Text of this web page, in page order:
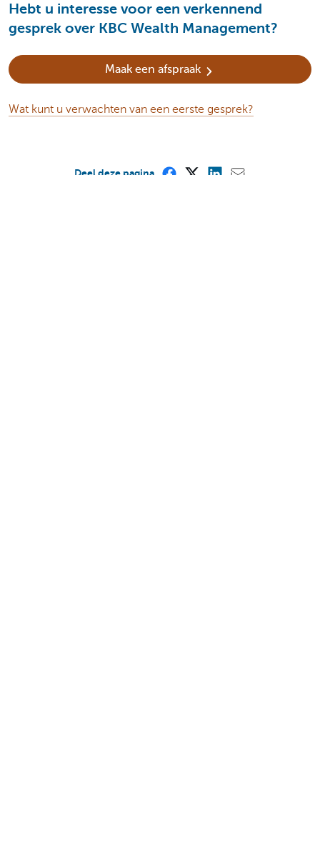
Hebt u interesse voor een verkennend
gesprek over KBC Wealth Management?
Maak een afspraak
Wat kunt u verwachten van een eerste gesprek?
Deel deze pagina